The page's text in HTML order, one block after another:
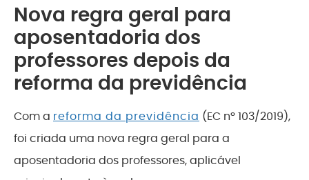
Nova regra geral para
aposentadoria dos
professores depois da
reforma da previdência
Com a reforma da previdência (EC nº 103/2019),
foi criada uma nova regra geral para a
aposentadoria dos professores, aplicável